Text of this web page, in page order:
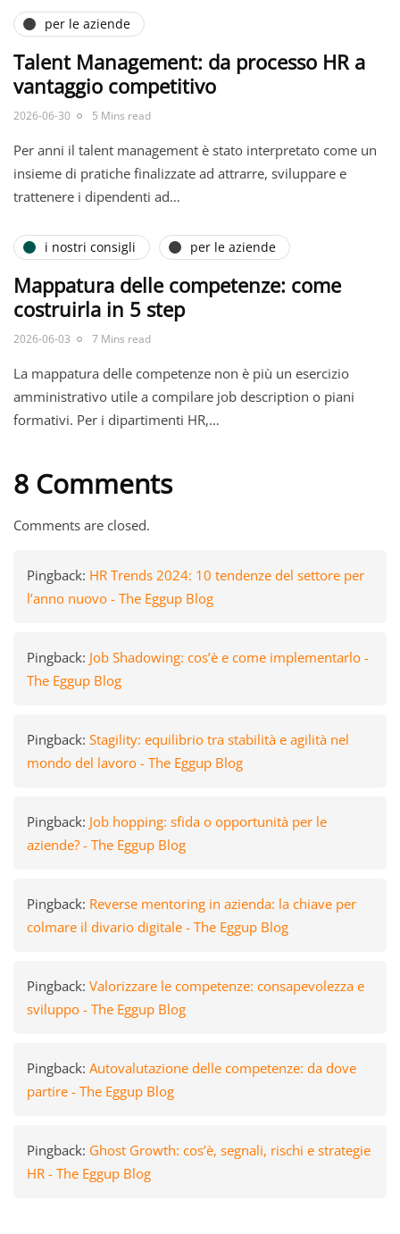
per le aziende
Talent Management: da processo HR a
vantaggio competitivo
2026-06-30 5 Mins read
Per anni il talent management è stato interpretato come un
insieme di pratiche finalizzate ad attrarre, sviluppare e
trattenere i dipendenti ad…
i nostri consigli per le aziende
Mappatura delle competenze: come
costruirla in 5 step
2026-06-03 7 Mins read
La mappatura delle competenze non è più un esercizio
amministrativo utile a compilare job description o piani
formativi. Per i dipartimenti HR,…
8 Comments
Comments are closed.
Pingback: HR Trends 2024: 10 tendenze del settore per
l’anno nuovo - The Eggup Blog
Pingback: Job Shadowing: cos’è e come implementarlo -
The Eggup Blog
Pingback: Stagility: equilibrio tra stabilità e agilità nel
mondo del lavoro - The Eggup Blog
Pingback: Job hopping: sfida o opportunità per le
aziende? - The Eggup Blog
Pingback: Reverse mentoring in azienda: la chiave per
colmare il divario digitale - The Eggup Blog
Pingback: Valorizzare le competenze: consapevolezza e
sviluppo - The Eggup Blog
Pingback: Autovalutazione delle competenze: da dove
partire - The Eggup Blog
Pingback: Ghost Growth: cos’è, segnali, rischi e strategie
HR - The Eggup Blog